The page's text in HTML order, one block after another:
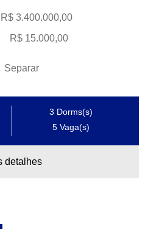
R$ 3.400.000,00
R$ 15.000,00
Separar
3 Dorms(s)
5 Vaga(s)
detalhes